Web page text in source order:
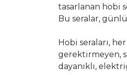
tasarlanan hobi
Bu seralar,
Hobi seraları,
gerektirmeyen,
dayanıklı,